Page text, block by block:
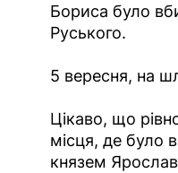
Бориса було
Руського.
5 вересня, на
Цікаво, що
місця, де було
князем